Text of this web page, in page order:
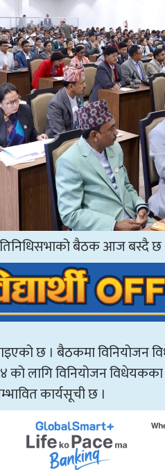
बैठक आज बस्दै छ
छ । बैठकमा विनियोजन
लागि विनियोजन विधेयकका
कार्यसूची छ ।